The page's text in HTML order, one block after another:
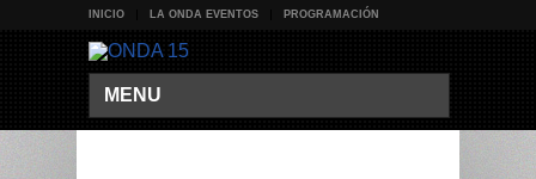
INICIO LA ONDA EVENTOS PROGRAMACIÓN
MENU